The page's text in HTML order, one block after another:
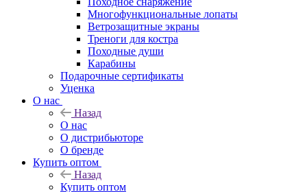
Многофункциональные лопаты
Ветрозащитные экраны
Треноги для костра
Походные души
Карабины
Подарочные сертификаты
Уценка
О нас
Назад
О нас
О дистрибьюторе
О бренде
Купить оптом
Назад
Купить оптом